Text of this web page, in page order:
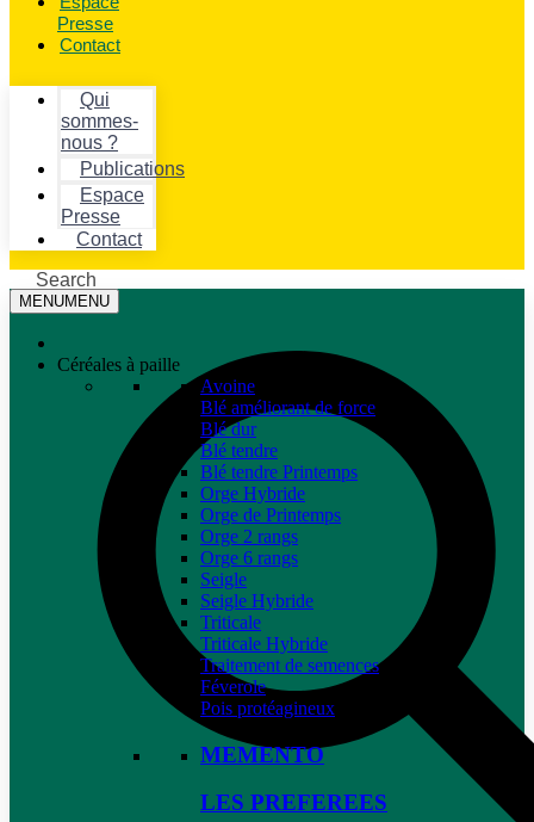
Presse
Contact
Qui
sommes-
nous ?
Publications
Espace
Presse
Contact
Search
MENUMENU
Céréales à paille
Avoine
Blé améliorant de force
Blé dur
Blé tendre
Blé tendre Printemps
Orge Hybride
Orge de Printemps
Orge 2 rangs
Orge 6 rangs
Seigle
Seigle Hybride
Triticale
Triticale Hybride
Traitement de semences
Féverole
Pois protéagineux
MEMENTO
LES PREFEREES